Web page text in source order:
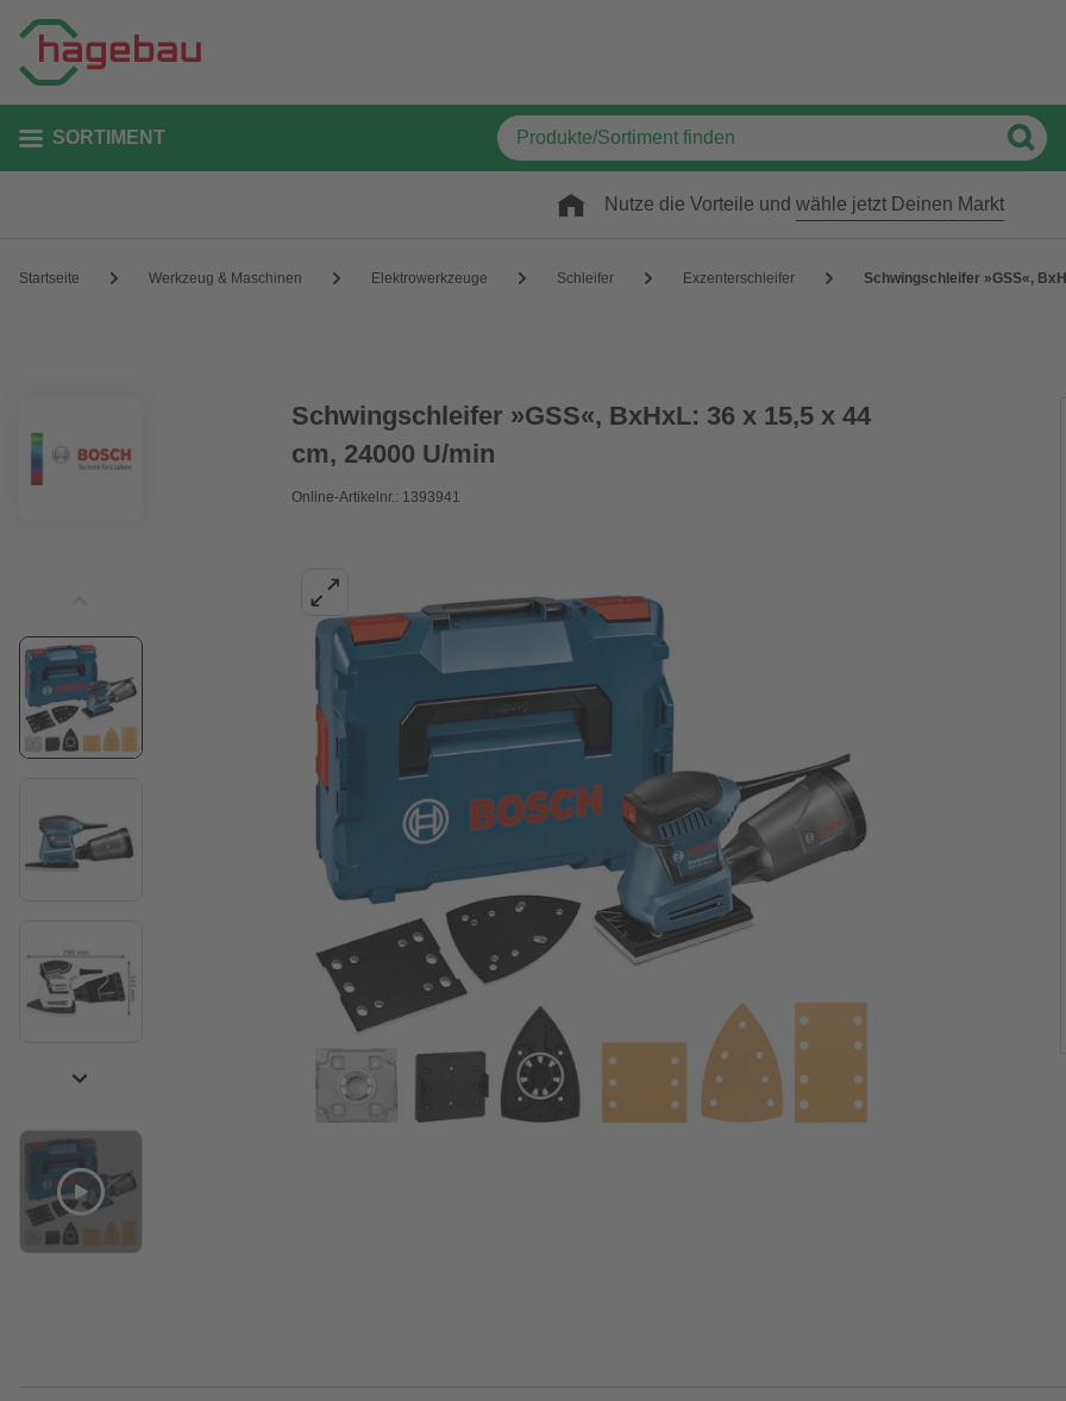
SORTIMENT
Nutze die Vorteile und wähle jetzt Deinen Markt
Startseite Werkzeug & Maschinen Elektrowerkzeuge Schleifer Exzenterschleifer Schwingschleifer »GSS«,
Schwingschleifer »GSS«, BxHxL: 36 x 15,5 x 44
cm, 24000 U/min
Online-Artikelnr.: 1393941